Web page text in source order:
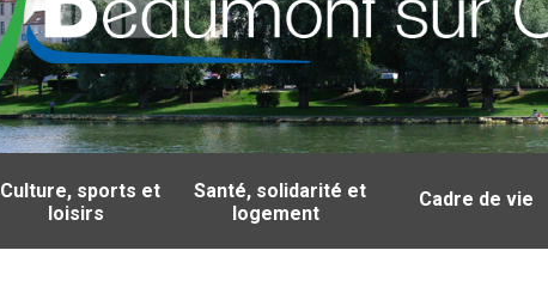
Culture, sports et
loisirs
Santé, solidarité et
logement
Cadre de vie